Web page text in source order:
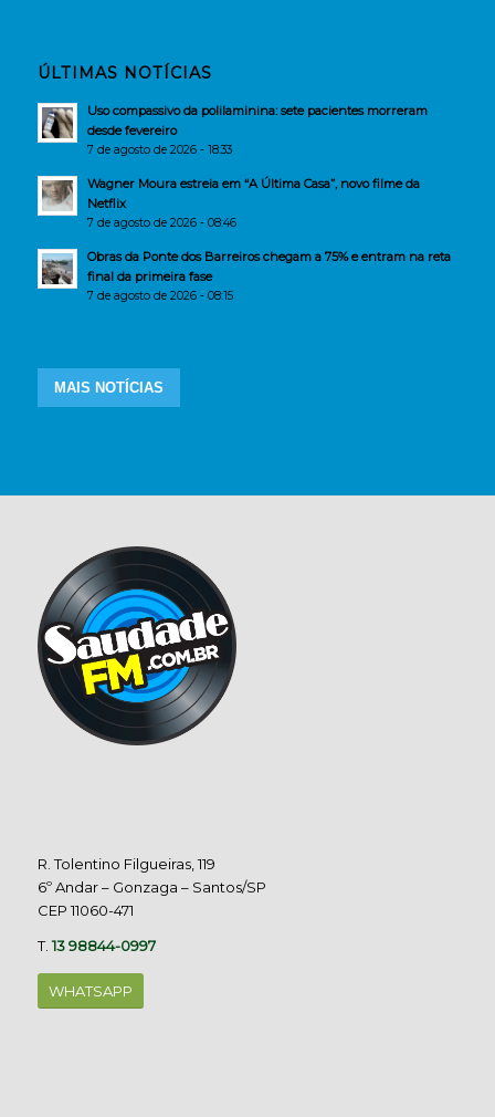
ÚLTIMAS NOTÍCIAS
Uso compassivo da polilaminina: sete pacientes morreram
desde fevereiro
7 de agosto de 2026 - 18:33
Wagner Moura estreia em “A Última Casa”, novo filme da
Netflix
7 de agosto de 2026 - 08:46
Obras da Ponte dos Barreiros chegam a 75% e entram na reta
final da primeira fase
7 de agosto de 2026 - 08:15
MAIS NOTÍCIAS
R. Tolentino Filgueiras, 119
6º Andar – Gonzaga – Santos/SP
CEP 11060-471
T.13 98844-0997
WHATSAPP